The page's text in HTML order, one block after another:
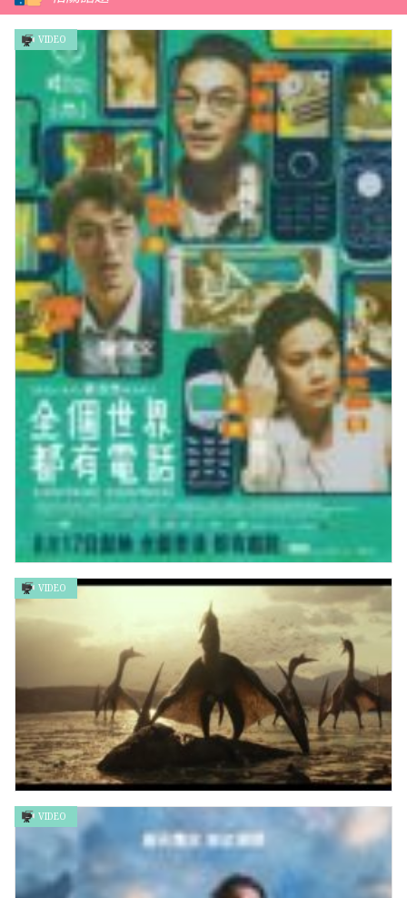
全個世界都有電話 Everyphone Everywhere
VIDEO
《侏羅紀世界：統治霸權》 – 精彩序幕片段
VIDEO
VIDEO